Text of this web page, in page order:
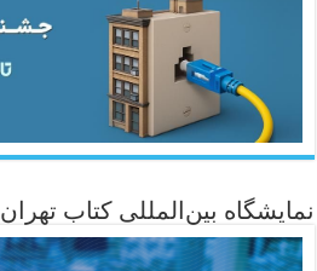
نمایشگاه بین‌المللی کتاب تهران